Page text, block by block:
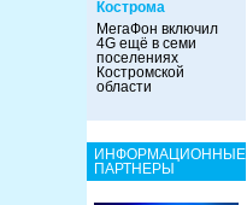
Кострома
МегаФон включил
4G ещё в семи
поселениях
Костромской
области
ИНФОРМАЦИОННЫЕ
ПАРТНЕРЫ